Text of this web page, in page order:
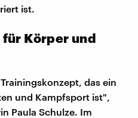
ist.
Körper und
das ein
und Kampfsport ist",
Paula Schulze. Im